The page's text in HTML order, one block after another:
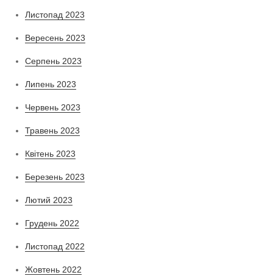
Листопад 2023
Вересень 2023
Серпень 2023
Липень 2023
Червень 2023
Травень 2023
Квітень 2023
Березень 2023
Лютий 2023
Грудень 2022
Листопад 2022
Жовтень 2022